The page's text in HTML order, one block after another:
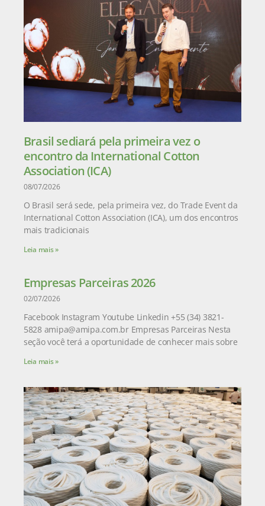
Brasil sediará pela primeira vez o
encontro da International Cotton
Association (ICA)
08/07/2026
O Brasil será sede, pela primeira vez, do Trade Event da
International Cotton Association (ICA), um dos encontros
mais tradicionais
Leia mais »
Empresas Parceiras 2026
02/07/2026
Facebook Instagram Youtube Linkedin +55 (34) 3821-
5828 amipa@amipa.com.br Empresas Parceiras Nesta
seção você terá a oportunidade de conhecer mais sobre
Leia mais »